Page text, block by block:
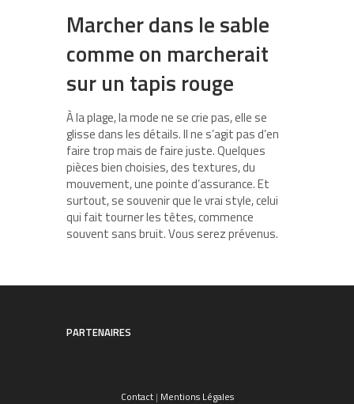
Marcher dans le sable
comme on marcherait
sur un tapis rouge
À la plage, la mode ne se crie pas, elle se
glisse dans les détails. Il ne s’agit pas d’en
faire trop mais de faire juste. Quelques
pièces bien choisies, des textures, du
mouvement, une pointe d’assurance. Et
surtout, se souvenir que le vrai style, celui
qui fait tourner les têtes, commence
souvent sans bruit. Vous serez prévenus.
PARTENAIRES
Contact| Mentions Légales